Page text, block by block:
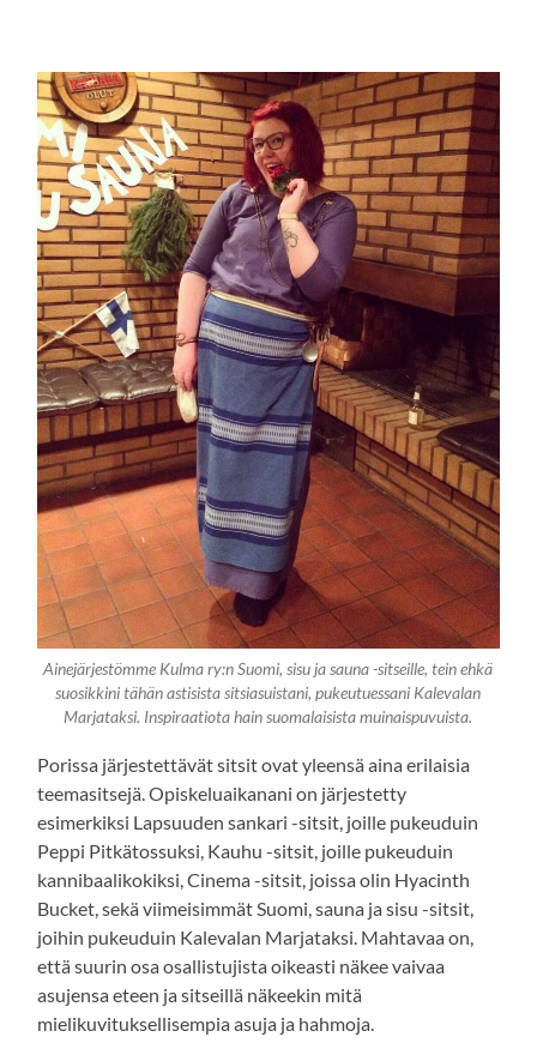
Ainejärjestömme Kulma ry:n Suomi, sisu ja sauna -sitseille, tein ehkä
suosikkini tähän astisista sitsiasuistani, pukeutuessani Kalevalan
Marjataksi. Inspiraatiota hain suomalaisista muinaispuvuista.
Porissa järjestettävät sitsit ovat yleensä aina erilaisia
teemasitsejä. Opiskeluaikanani on järjestetty
esimerkiksi Lapsuuden sankari -sitsit, joille pukeuduin
Peppi Pitkätossuksi, Kauhu -sitsit, joille pukeuduin
kannibaalikokiksi, Cinema -sitsit, joissa olin Hyacinth
Bucket, sekä viimeisimmät Suomi, sauna ja sisu -sitsit,
joihin pukeuduin Kalevalan Marjataksi. Mahtavaa on,
että suurin osa osallistujista oikeasti näkee vaivaa
asujensa eteen ja sitseillä näkeekin mitä
mielikuvituksellisempia asuja ja hahmoja.